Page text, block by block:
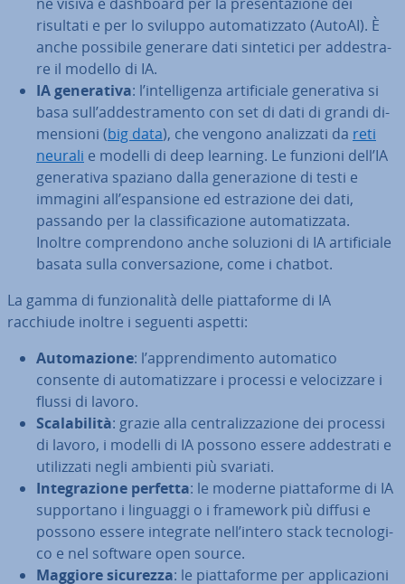
risultati e per lo sviluppo au­to­ma­tiz­za­to (AutoAI). È
anche possibile generare dati sintetici per ad­de­stra­
re il modello di IA.
IA ge­ne­ra­ti­va: l’in­tel­li­gen­za ar­ti­fi­cia­le ge­ne­ra­ti­va si
basa sull’ad­de­stra­men­to con set di dati di grandi di­
men­sio­ni (big data), che vengono ana­liz­za­ti da reti
neurali e modelli di deep learning. Le funzioni dell’IA
ge­ne­ra­ti­va spaziano dalla ge­ne­ra­zio­ne di testi e
immagini all’espan­sio­ne ed estra­zio­ne dei dati,
passando per la clas­si­fi­ca­zio­ne au­to­ma­tiz­za­ta.
Inoltre com­pren­do­no anche soluzioni di IA ar­ti­fi­cia­le
basata sulla con­ver­sa­zio­ne, come i chatbot.
La gamma di fun­zio­na­li­tà delle piat­ta­for­me di IA
racchiude inoltre i seguenti aspetti:
Au­to­ma­zio­ne: l’ap­pren­di­men­to au­to­ma­ti­co
consente di au­to­ma­tiz­za­re i processi e ve­lo­ciz­za­re i
flussi di lavoro.
Sca­la­bi­li­tà: grazie alla cen­tra­liz­za­zio­ne dei processi
di lavoro, i modelli di IA possono essere ad­de­stra­ti e
uti­liz­za­ti negli ambienti più svariati.
In­te­gra­zio­ne perfetta: le moderne piat­ta­for­me di IA
sup­por­ta­no i linguaggi o i framework più diffusi e
possono essere integrate nell’intero stack tec­no­lo­gi­
co e nel software open source.
Maggiore sicurezza: le piat­ta­for­me per ap­pli­ca­zio­ni